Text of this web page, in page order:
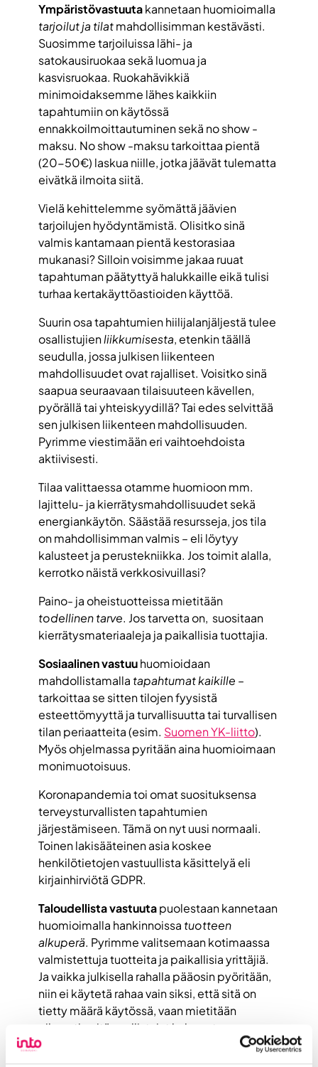
Ympäristövastuutakannetaan huomioimalla
tarjoilut ja tilatmahdollisimman kestävästi.
Suosimme tarjoiluissa lähi- ja
satokausiruokaa sekä luomua ja
kasvisruokaa. Ruokahävikkiä
minimoidaksemme lähes kaikkiin
tapahtumiin on käytössä
ennakkoilmoittautuminen sekä no show -
maksu. No show -maksu tarkoittaa pientä
(20-50€) laskua niille, jotka jäävät tulematta
eivätkä ilmoita siitä.
Vielä kehittelemme syömättä jäävien
tarjoilujen hyödyntämistä. Olisitko sinä
valmis kantamaan pientä kestorasiaa
mukanasi? Silloin voisimme jakaa ruuat
tapahtuman päätyttyä halukkaille eikä tulisi
turhaa kertakäyttöastioiden käyttöä.
Suurin osa tapahtumien hiilijalanjäljestä tulee
osallistujienliikkumisesta, etenkin täällä
seudulla, jossa julkisen liikenteen
mahdollisuudet ovat rajalliset. Voisitko sinä
saapua seuraavaan tilaisuuteen kävellen,
pyörällä tai yhteiskyydillä? Tai edes selvittää
sen julkisen liikenteen mahdollisuuden.
Pyrimme viestimään eri vaihtoehdoista
aktiivisesti.
Tilaa valittaessa otamme huomioon mm.
lajittelu- ja kierrätysmahdollisuudet sekä
energiankäytön. Säästää resursseja, jos tila
on mahdollisimman valmis – eli löytyy
kalusteet ja perustekniikka. Jos toimit alalla,
kerrotko näistä verkkosivuillasi?
Paino- ja oheistuotteissa mietitään
todellinen tarve. Jos tarvetta on, suositaan
kierrätysmateriaaleja ja paikallisia tuottajia.
Sosiaalinen vastuuhuomioidaan
mahdollistamalla tapahtumat kaikille –
tarkoittaa se sitten tilojen fyysistä
esteettömyyttä ja turvallisuutta tai turvallisen
tilan periaatteita (esim. Suomen YK-liitto).
Myös ohjelmassa pyritään aina huomioimaan
monimuotoisuus.
Koronapandemia toi omat suosituksensa
terveysturvallisten tapahtumien
järjestämiseen. Tämä on nyt uusi normaali.
Toinen lakisääteinen asia koskee
henkilötietojen vastuullista käsittelyä eli
kirjainhirviötä GDPR.
Taloudellista vastuutapuolestaan kannetaan
huomioimalla hankinnoissa tuotteen
alkuperä. Pyrimme valitsemaan kotimaassa
valmistettuja tuotteita ja paikallisia yrittäjiä.
Ja vaikka julkisella rahalla pääosin pyöritään,
niin ei käytetä rahaa vain siksi, että sitä on
tietty määrä käytössä, vaan mietitään
oikeasti, mitä osallistujat haluavat.
viestinnällä.